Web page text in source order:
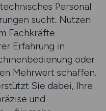
Personal
sucht. Nutzen
Fachkräfte
Erfahrung in
oder
Mehrwert schaffen.
Sie dabei, Ihre
und